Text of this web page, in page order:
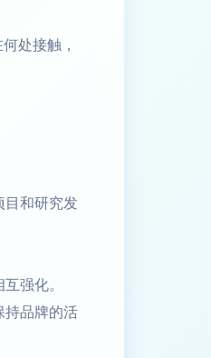
处接触，
目和研究发
强化。
持品牌的活